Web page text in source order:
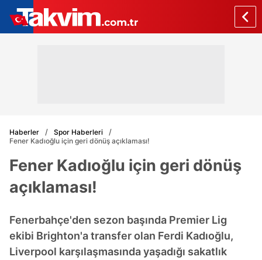
Haberler
Spor Haberleri
Fener Kadıoğlu için geri dönüş açıklaması!
Fener Kadıoğlu için geri dönüş
açıklaması!
Fenerbahçe'den sezon başında Premier Lig
ekibi Brighton'a transfer olan Ferdi Kadıoğlu,
Liverpool karşılaşmasında yaşadığı sakatlık